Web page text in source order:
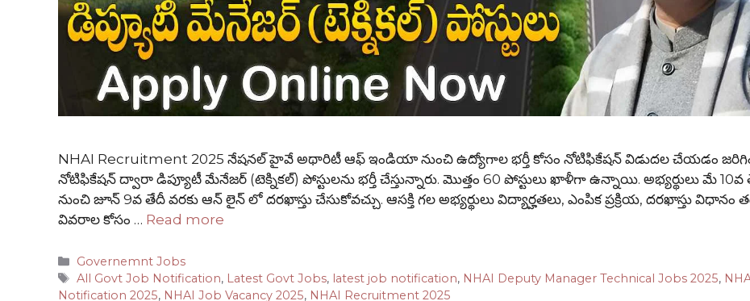
NHAI Recruitment 2025 నేషనల్ హైవే అథారిటీ ఆఫ్ ఇండియా నుంచి ఉద్యోగాల భర్తీ కోసం నోటిఫికేషన్ విడుదల చేయడం
నోటిఫికేషన్ ద్వారా డిప్యూటీ మేనేజర్ (టెక్నికల్) పోస్టులను భర్తీ చేస్తున్నారు. మొత్తం 60 పోస్టులు ఖాళీగా ఉన్నాయి. అభ్యర్థులు మే 10వ
నుంచి జూన్ 9వ తేదీ వరకు ఆన్ లైన్ లో దరఖాస్తు చేసుకోవచ్చు. ఆసక్తి గల అభ్యర్థులు విద్యార్హతలు, ఎంపిక ప్రక్రియ, దరఖాస్తు విధానం
వివరాల కోసం … Read more
Categories
Governemnt Jobs
Tags
All Govt Job Notification, Latest Govt Jobs, latest job notification, NHAI Deputy Manager Technical Jobs 2025,
Notification 2025, NHAI Job Vacancy 2025, NHAI Recruitment 2025